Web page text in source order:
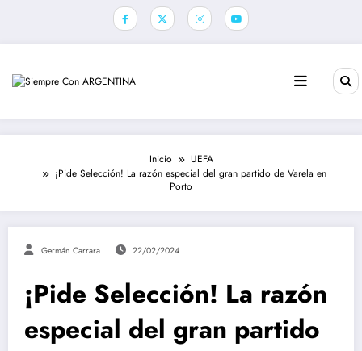
Inicio
UEFA
¡Pide Selección! La razón especial del gran partido de Varela en
Porto
Germán Carrara 22/02/2024
¡Pide Selección! La razón
especial del gran partido